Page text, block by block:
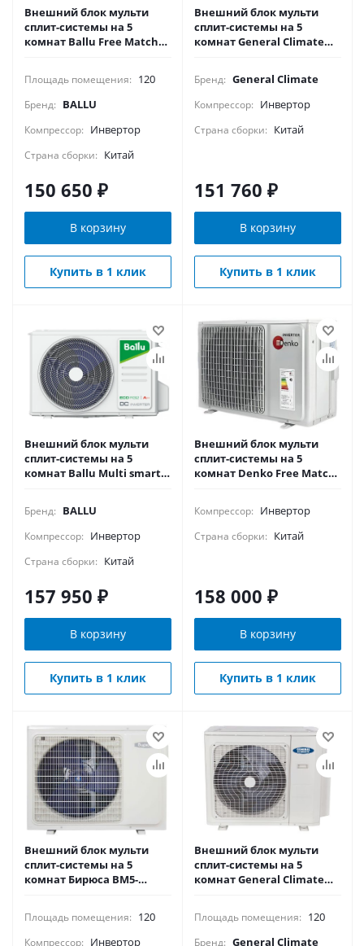
Внешний блок мульти
сплит-системы на 5
комнат Ballu Free Match
Площадь помещения: 120
Бренд: BALLU
Компрессор: Инвертор
Страна сборки: Китай
150 650 ₽
В корзину
Купить в 1 клик
Внешний блок мульти
сплит-системы на 5
комнат General Climate
Бренд: General Climate
Компрессор: Инвертор
Страна сборки: Китай
151 760 ₽
В корзину
Купить в 1 клик
Внешний блок мульти
сплит-системы на 5
комнат Ballu Multi smart
Бренд: BALLU
Компрессор: Инвертор
Страна сборки: Китай
157 950 ₽
В корзину
Купить в 1 клик
Внешний блок мульти
сплит-системы на 5
комнат Denko Free Match
Компрессор: Инвертор
Страна сборки: Китай
158 000 ₽
В корзину
Купить в 1 клик
Внешний блок мульти
сплит-системы на 5
комнат Бирюса BM5-
Площадь помещения: 120
Компрессор: Инвертор
Внешний блок мульти
сплит-системы на 5
комнат General Climate
Площадь помещения: 120
Бренд: General Climate